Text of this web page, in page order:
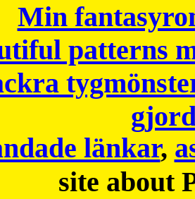
Min
patterns
länkar,
site about